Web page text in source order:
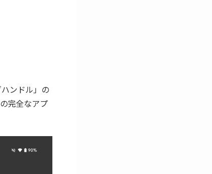
ンドル」の
完全なアプ